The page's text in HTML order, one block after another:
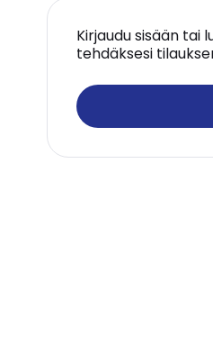
Kirjaudu sisään tai
tehdäksesi
olevat vaihtoehdot
olevat vaihtoehdot
vaihtoehdot